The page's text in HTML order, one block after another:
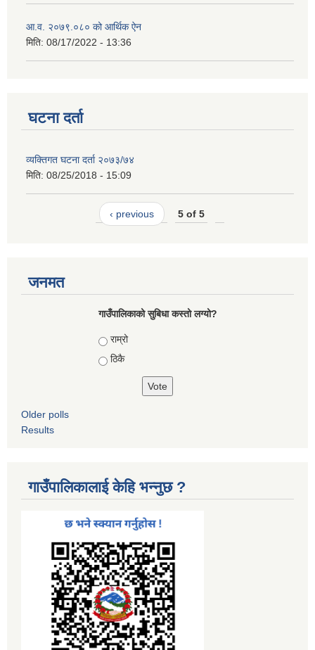
आ.व. २०७९.०८० को आर्थिक ऐन
मिति: 08/17/2022 - 13:36
घटना दर्ता
व्यक्तिगत घटना दर्ता २०७३/७४
मिति: 08/25/2018 - 15:09
‹ previous 5 of 5
जनमत
गाउँपालिकाको सुबिधा कस्तो लग्यो?
Choices
राम्रो
ठिकै
Older polls
Results
गाउँपालिकालाई केहि भन्नुछ ?